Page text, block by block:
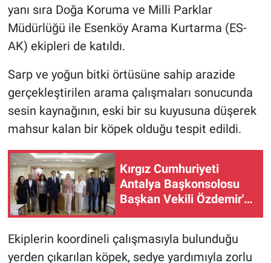
yanı sıra Doğa Koruma ve Milli Parklar
Müdürlüğü ile Esenköy Arama Kurtarma (ES-
AK) ekipleri de katıldı.
Sarp ve yoğun bitki örtüsüne sahip arazide
gerçekleştirilen arama çalışmaları sonucunda
sesin kaynağının, eski bir su kuyusuna düşerek
mahsur kalan bir köpek olduğu tespit edildi.
Kırgız Cumhuriyeti
Antalya Başkonsolosu
Başkan Vekili Özdemir'i
Ekiplerin koordineli çalışmasıyla bulunduğu
yerden çıkarılan köpek, sedye yardımıyla zorlu